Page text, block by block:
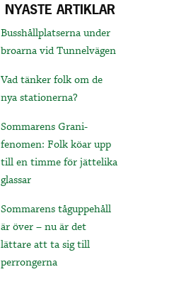
NYASTE ARTIKLAR
Busshållplatserna under
broarna vid Tunnelvägen
Vad tänker folk om de
nya stationerna?
Sommarens Grani-
fenomen: Folk köar upp
till en timme för jättelika
glassar
Sommarens tåguppehåll
är över – nu är det
lättare att ta sig till
perrongerna